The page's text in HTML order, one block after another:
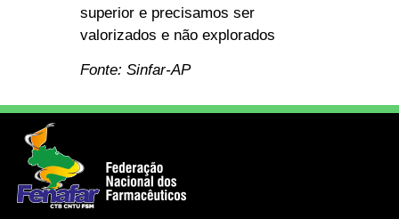
superior e precisamos ser
valorizados e não explorados
Fonte: Sinfar-AP